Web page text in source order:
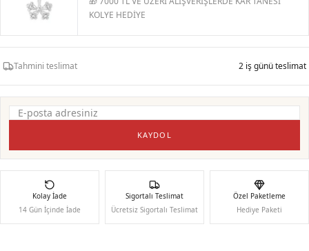
KOLYE HEDİYE
Tahmini teslimat 2 iş günü teslimat
KAYDOL
Kolay İade
14 Gün İçinde İade
Sigortalı Teslimat
Ücretsiz Sigortalı Teslimat
Özel Paketleme
Hediye Paketi